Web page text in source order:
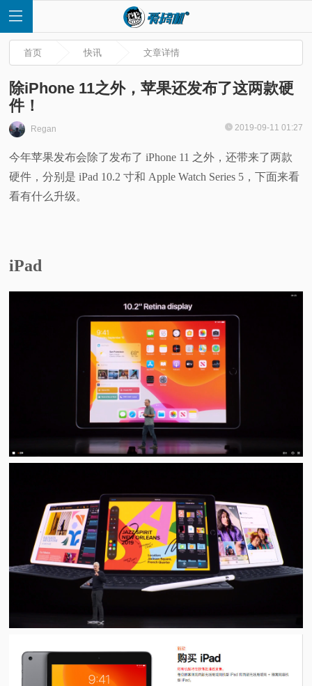
首
页
快
评
首页 快讯 文章详情
除iPhone 11之外，苹果还发布了这两款硬
件！
Regan 2019-09-11 01:27
今年苹果发布会除了发布了 iPhone 11 之外，还带来了两款
硬件，分别是 iPad 10.2 寸和 Apple Watch Series 5，下面来看
看有什么升级。
iPad